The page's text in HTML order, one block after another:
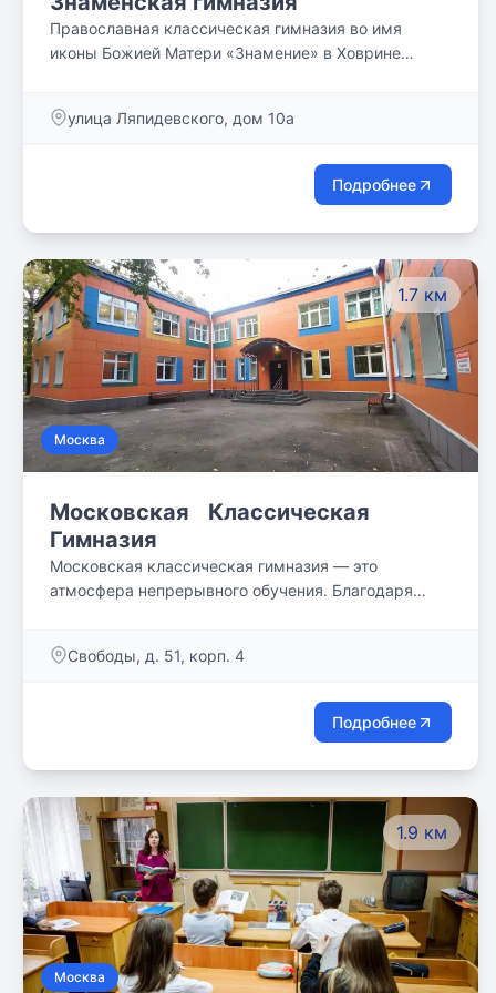
Православная классическая гимназия во имя
иконы Божией Матери «Знамение» в Ховрине
учеников. Их обучают 30 учителей. Вероучительные
Православной Церкви. Наши выпускники —
студенты и аспиранты МГУ, ФА, ВГИК, МГОУ, РГГУ,
Государственной аккредитации №004925 от
02.12.2019.
улица Ляпидевского, дом 10а
Подробнее
1.7 км
Москва
Московская Классическая
Гимназия
Московская классическая гимназия — это
атмосфера непрерывного обучения. Благодаря
Свободы, д. 51, корп. 4
Подробнее
1.9 км
Москва